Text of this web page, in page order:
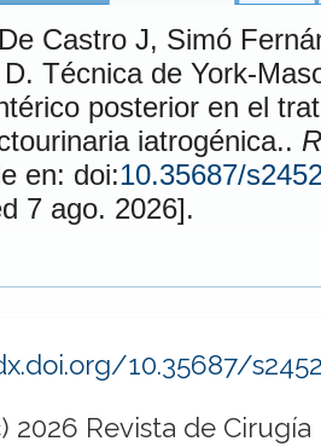
CastroJ, Simó
D. Técnica de York-Mason: Abordaje transrectal-
posterior en el
iatrogénica..
en: doi:10.35687/
[Accessed 7 ago. 2026].
10.35687/
2026 Revista de Cirugía